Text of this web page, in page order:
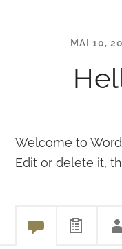
MAI 10,
Welcome to
Edit or delete it,